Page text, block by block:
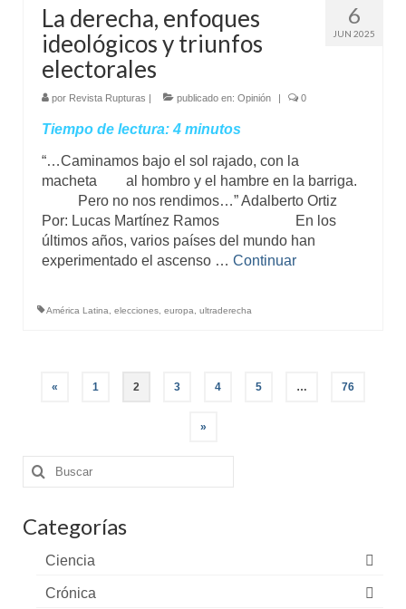
6
JUN 2025
La derecha, enfoques
ideológicos y triunfos
electorales
por Revista Rupturas | publicado en: Opinión | 0
Tiempo de lectura: 4 minutos
“…Caminamos bajo el sol rajado, con la
macheta al hombro y el hambre en la barriga.
Pero no nos rendimos…” Adalberto Ortiz
Por: Lucas Martínez Ramos En los
últimos años, varios países del mundo han
experimentado el ascenso … Continuar
América Latina elecciones europa ultraderecha
Paginación
« 1 2 3 4 5 … 76
»
Buscar
por:
Categorías
Ciencia
Crónica